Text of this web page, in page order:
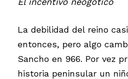
La debilidad del reino
entonces, pero algo
Sancho en 966. Por vez
historia peninsular un